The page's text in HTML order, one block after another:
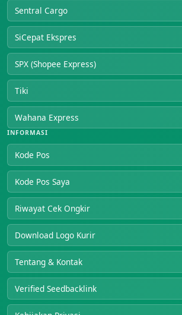
Sentral Cargo
SiCepat Ekspres
SPX (Shopee Express)
Tiki
Wahana Express
INFORMASI
Kode Pos
Kode Pos Saya
Riwayat Cek Ongkir
Download Logo Kurir
Tentang & Kontak
Verified Seedbacklink